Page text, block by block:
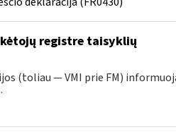
registre taisyklių
(toliau ― VMI prie FM)